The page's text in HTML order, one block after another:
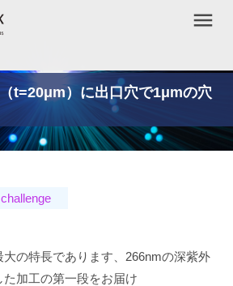
t=20μm）に出口穴で1μmの穴
menu
challenge
の特長であります、266nmの深紫外
加工の第一段をお届け